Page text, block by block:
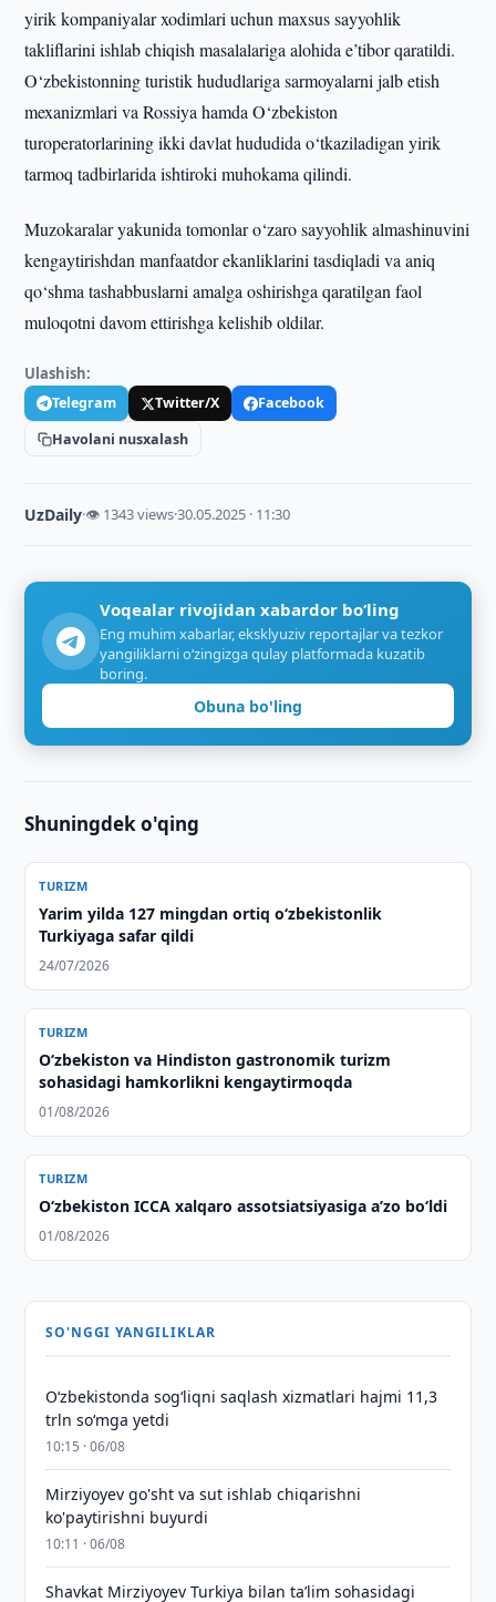
yirik kompaniyalar xodimlari uchun maxsus sayyohlik
takliflarini ishlab chiqish masalalariga alohida e’tibor qaratildi.
O‘zbekistonning turistik hududlariga sarmoyalarni jalb etish
mexanizmlari va Rossiya hamda O‘zbekiston
turoperatorlarining ikki davlat hududida o‘tkaziladigan yirik
tarmoq tadbirlarida ishtiroki muhokama qilindi.
Muzokaralar yakunida tomonlar o‘zaro sayyohlik almashinuvini
kengaytirishdan manfaatdor ekanliklarini tasdiqladi va aniq
qo‘shma tashabbuslarni amalga oshirishga qaratilgan faol
muloqotni davom ettirishga kelishib oldilar.
Ulashish:
Telegram Twitter/X
Facebook
Havolani nusxalash
UzDaily·👁 1343 views·30.05.2025 · 11:30
Voqealar rivojidan xabardor bo‘ling
Eng muhim xabarlar, eksklyuziv reportajlar va tezkor
yangiliklarni o‘zingizga qulay platformada kuzatib
boring.
Obuna bo'ling
Shuningdek o'qing
TURIZM
Yarim yilda 127 mingdan ortiq o‘zbekistonlik
Turkiyaga safar qildi
24/07/2026
TURIZM
Oʻzbekiston va Hindiston gastronomik turizm
sohasidagi hamkorlikni kengaytirmoqda
01/08/2026
TURIZM
O‘zbekiston ICCA xalqaro assotsiatsiyasiga aʼzo bo‘ldi
01/08/2026
SO'NGGI YANGILIKLAR
O‘zbekistonda sog‘liqni saqlash xizmatlari hajmi 11,3
trln so‘mga yetdi
10:15 · 06/08
Mirziyoyev go'sht va sut ishlab chiqarishni
ko'paytirishni buyurdi
10:11 · 06/08
Shavkat Mirziyoyev Turkiya bilan taʼlim sohasidagi